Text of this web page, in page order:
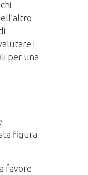
i
per una
figura
favore